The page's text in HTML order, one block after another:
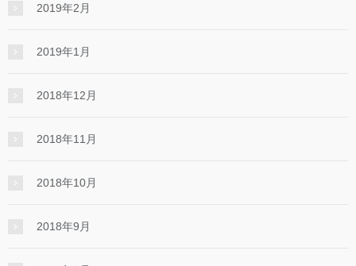
2019年2月
2019年1月
2018年12月
2018年11月
2018年10月
2018年9月